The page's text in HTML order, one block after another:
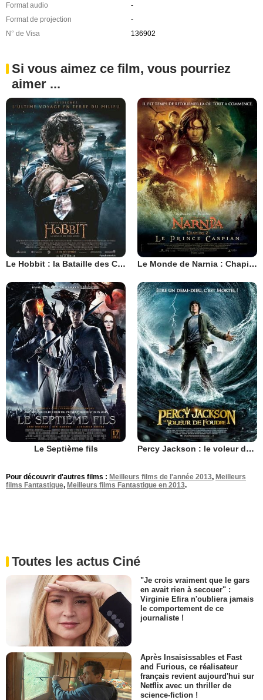
Format audio
-
Format de projection
-
N° de Visa
136902
Si vous aimez ce film, vous pourriez
aimer ...
Le Hobbit : la Bataille des Cinq Armées Le Monde de Narnia : Chapitre 2 - Le Prince Caspian
Le Septième fils Percy Jackson : le voleur de foudre
Pour découvrir d'autres films : Meilleurs films de l'année 2013, Meilleurs
films Fantastique, Meilleurs films Fantastique en 2013.
Toutes les actus Ciné
"Je crois vraiment que le gars
en avait rien à secouer" :
Virginie Efira n'oubliera jamais
le comportement de ce
journaliste !
Après Insaisissables et Fast
and Furious, ce réalisateur
français revient aujourd'hui sur
Netflix avec un thriller de
science-fiction !